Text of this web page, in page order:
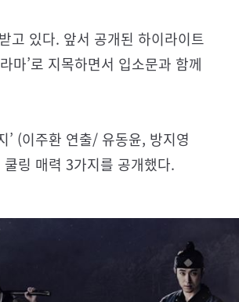
고 있다. 앞서 공개된 하이라이트
마’로 지목하면서 입소문과 함께
’ (이주환 연출/ 유동윤, 방지영
링 매력 3가지를 공개했다.